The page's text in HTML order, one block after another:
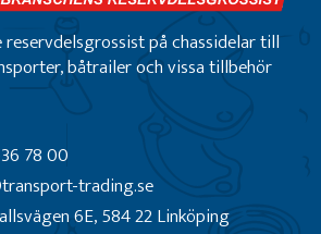
på chassidelar till
båtrailer och vissa tillbehör
78 00
trading.se
6E, 584 22 Linköping